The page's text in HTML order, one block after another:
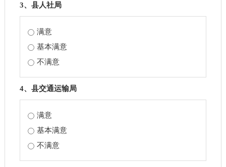
3、县人社局
满意
基本满意
不满意
4、县交通运输局
满意
基本满意
不满意